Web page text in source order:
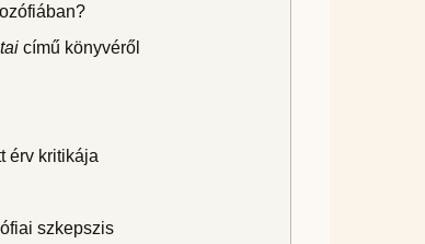
című könyvéről
érv kritikája
szkepszis